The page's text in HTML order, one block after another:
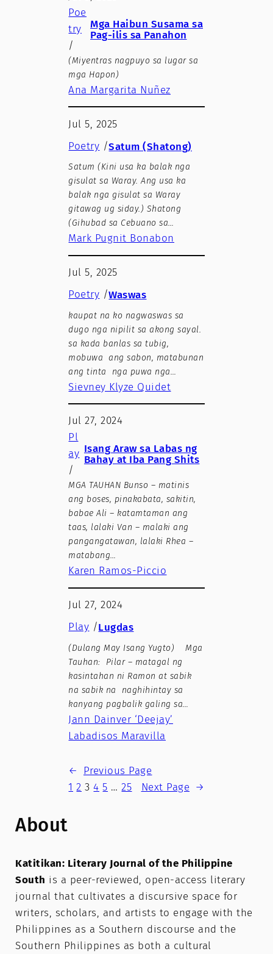
Poe
try
/
Mga Haibun Susama sa
Pag-ilis sa Panahon
(Miyentras nagpuyo sa lugar sa
mga Hapon)
Ana Margarita Nuñez
Jul 5, 2025
Poetry /Satum (Shatong)
Satum (Kini usa ka balak nga
gisulat sa Waray. Ang usa ka
balak nga gisulat sa Waray
gitawag ug siday.) Shatong
(Gihubad sa Cebuano sa…
Mark Pugnit Bonabon
Jul 5, 2025
Poetry /Waswas
kaupat na ko nagwaswas sa
dugo nga nipilit sa akong sayal.
sa kada banlas sa tubig,
mobuwa ang sabon, matabunan
ang tinta nga puwa nga…
Sievney Klyze Quidet
Jul 27, 2024
Pl
ay
/
Isang Araw sa Labas ng
Bahay at Iba Pang Shits
MGA TAUHAN Bunso – matinis
ang boses, pinakabata, sakitin,
babae Ali – katamtaman ang
taas, lalaki Van – malaki ang
pangangatawan, lalaki Rhea –
matabang…
Karen Ramos-Piccio
Jul 27, 2024
Play /Lugdas
(Dulang May Isang Yugto) Mga
Tauhan: Pilar – matagal ng
kasintahan ni Ramon at sabik
na sabik na naghihintay sa
kanyang pagbalik galing sa…
Jann Dainver ‘Deejay’
Labadisos Maravilla
←
Previous Page
1 2 3 4 5 … 25 Next Page →
About
Katitikan: Literary Journal of the Philippine
South is a peer-reviewed, open-access literary
journal that cultivates a discursive space for
writers, scholars, and artists to engage with the
Philippines as a Southern discourse and the
Southern Philippines as both a cultural